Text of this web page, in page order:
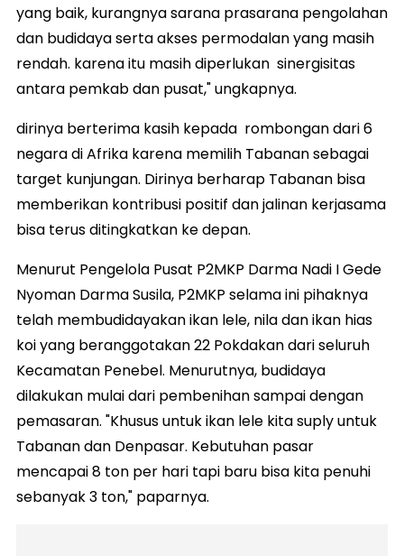
yang baik, kurangnya sarana prasarana pengolahan
dan budidaya serta akses permodalan yang masih
rendah. karena itu masih diperlukan sinergisitas
antara pemkab dan pusat," ungkapnya.
dirinya berterima kasih kepada rombongan dari 6
negara di Afrika karena memilih Tabanan sebagai
target kunjungan. Dirinya berharap Tabanan bisa
memberikan kontribusi positif dan jalinan kerjasama
bisa terus ditingkatkan ke depan.
Menurut Pengelola Pusat P2MKP Darma Nadi I Gede
Nyoman Darma Susila, P2MKP selama ini pihaknya
telah membudidayakan ikan lele, nila dan ikan hias
koi yang beranggotakan 22 Pokdakan dari seluruh
Kecamatan Penebel. Menurutnya, budidaya
dilakukan mulai dari pembenihan sampai dengan
pemasaran. "Khusus untuk ikan lele kita suply untuk
Tabanan dan Denpasar. Kebutuhan pasar
mencapai 8 ton per hari tapi baru bisa kita penuhi
sebanyak 3 ton," paparnya.